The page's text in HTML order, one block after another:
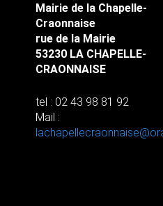
Mairie de la Chapelle-
Craonnaise
rue de la Mairie
53230 LA CHAPELLE-
CRAONNAISE
tel : 02 43 98 81 92
Mail :